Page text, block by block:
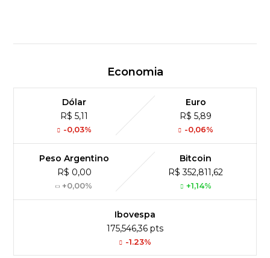
Economia
Dólar
R$ 5,11
-0,03%
Euro
R$ 5,89
-0,06%
Peso Argentino
R$ 0,00
+0,00%
Bitcoin
R$ 352,811,62
+1,14%
Ibovespa
175,546,36 pts
-1.23%